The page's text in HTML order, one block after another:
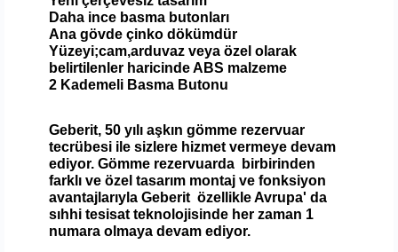
Daha ince basma butonları
Ana gövde çinko dökümdür
Yüzeyi;cam,arduvaz veya özel olarak
belirtilenler haricinde ABS malzeme
2 Kademeli Basma Butonu
Geberit, 50 yılı aşkın gömme rezervuar
tecrübesi ile sizlere hizmet vermeye devam
ediyor. Gömme rezervuarda birbirinden
farklı ve özel tasarım montaj ve fonksiyon
avantajlarıyla Geberit özellikle Avrupa' da
sıhhi tesisat teknolojisinde her zaman 1
numara olmaya devam ediyor.